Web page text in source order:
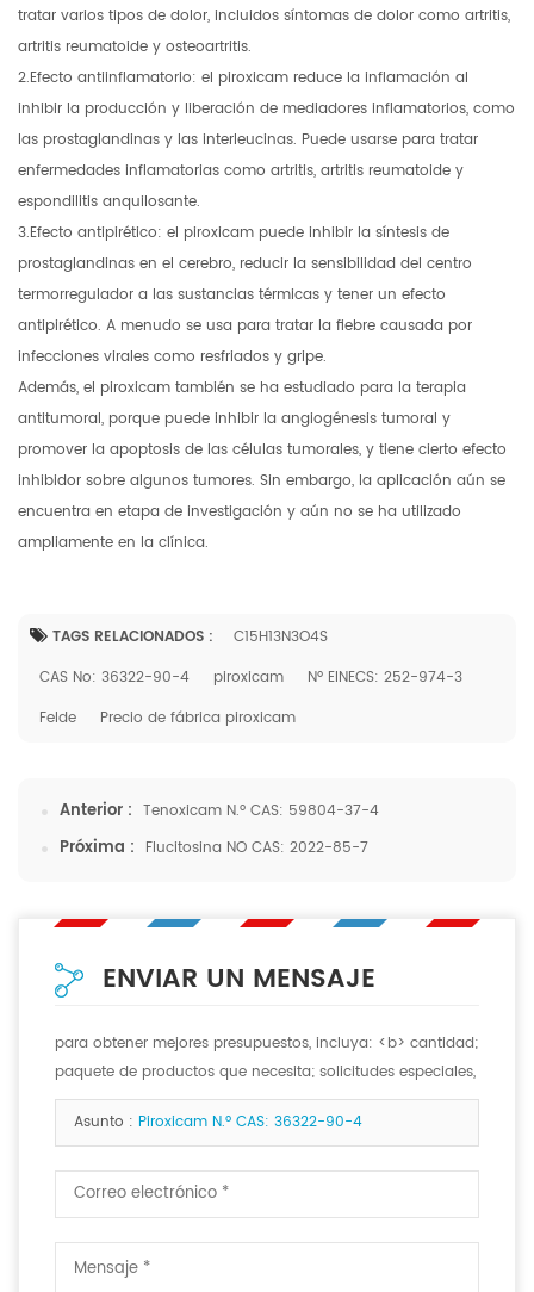
tratar varios tipos de dolor, incluidos síntomas de dolor como artritis,
artritis reumatoide y osteoartritis.
2.Efecto antiinflamatorio: el piroxicam reduce la inflamación al
inhibir la producción y liberación de mediadores inflamatorios, como
las prostaglandinas y las interleucinas. Puede usarse para tratar
enfermedades inflamatorias como artritis, artritis reumatoide y
espondilitis anquilosante.
3.Efecto antipirético: el piroxicam puede inhibir la síntesis de
prostaglandinas en el cerebro, reducir la sensibilidad del centro
termorregulador a las sustancias térmicas y tener un efecto
antipirético. A menudo se usa para tratar la fiebre causada por
infecciones virales como resfriados y gripe.
Además, el piroxicam también se ha estudiado para la terapia
antitumoral, porque puede inhibir la angiogénesis tumoral y
promover la apoptosis de las células tumorales, y tiene cierto efecto
inhibidor sobre algunos tumores. Sin embargo, la aplicación aún se
encuentra en etapa de investigación y aún no se ha utilizado
ampliamente en la clínica.
TAGS RELACIONADOS :
C15H13N3O4S
CAS No: 36322-90-4
piroxicam
Nº EINECS: 252-974-3
Felde
Precio de fábrica piroxicam
Anterior : Tenoxicam N.º CAS: 59804-37-4
Próxima : Flucitosina NO CAS: 2022-85-7
ENVIAR UN MENSAJE
para obtener mejores presupuestos, incluya: <b> cantidad;
paquete de productos que necesita; solicitudes especiales,
si las hay. <b>
Asunto : Piroxicam N.º CAS: 36322-90-4